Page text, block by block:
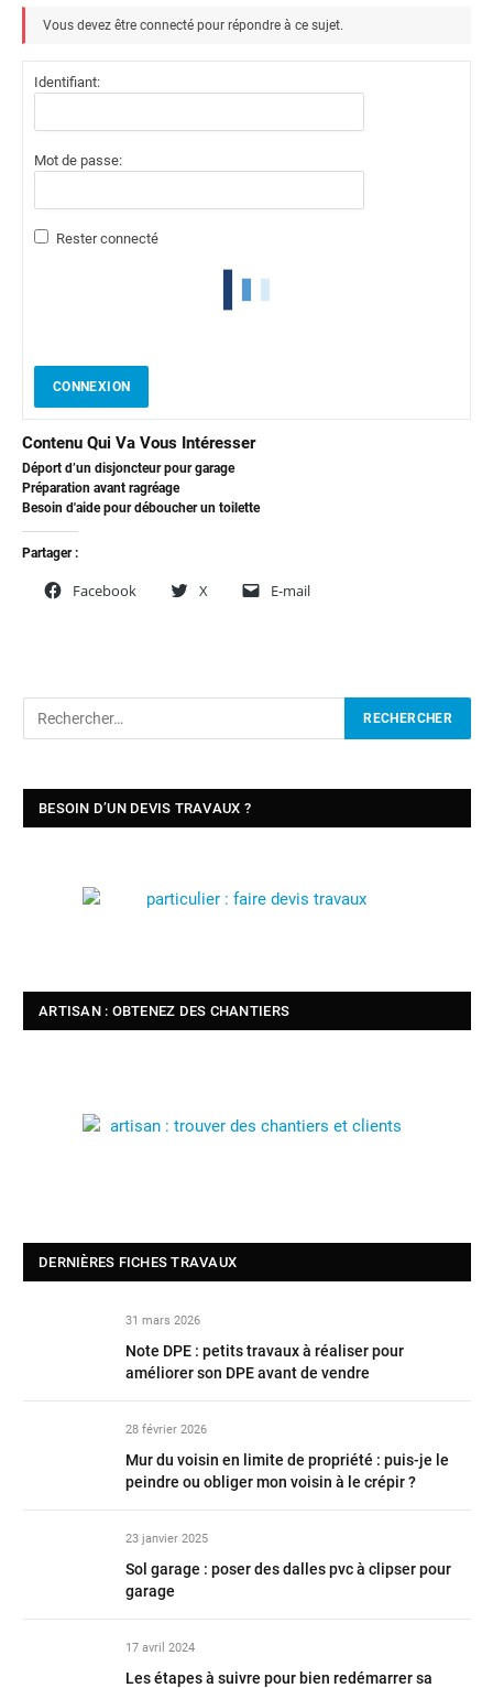
Vous devez être connecté pour répondre à ce sujet.
Identifiant:
Mot de passe:
Rester connecté
CONNEXION
Contenu Qui Va Vous Intéresser
Déport d’un disjoncteur pour garage
Préparation avant ragréage
Besoin d'aide pour déboucher un toilette
Partager :
Facebook X E-mail
BESOIN D’UN DEVIS TRAVAUX ?
ARTISAN : OBTENEZ DES CHANTIERS
DERNIÈRES FICHES TRAVAUX
31 mars 2026
Note DPE : petits travaux à réaliser pour
améliorer son DPE avant de vendre
28 février 2026
Mur du voisin en limite de propriété : puis-je le
peindre ou obliger mon voisin à le crépir ?
23 janvier 2025
Sol garage : poser des dalles pvc à clipser pour
garage
17 avril 2024
Les étapes à suivre pour bien redémarrer sa